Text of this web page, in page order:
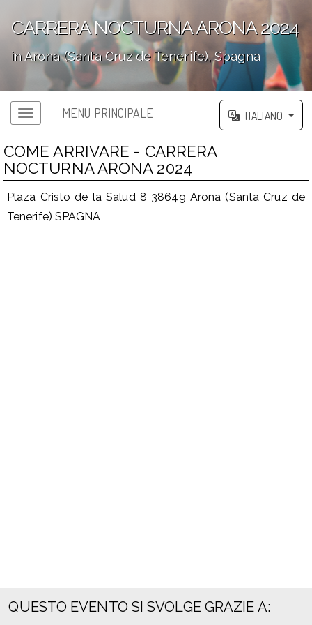
CARRERA NOCTURNA ARONA 2024
in Arona (Santa Cruz de Tenerife), Spagna
MENU PRINCIPALE ITALIANO
COME ARRIVARE - CARRERA
NOCTURNA ARONA 2024
Plaza Cristo de la Salud 8 38649 Arona (Santa Cruz de
Tenerife) SPAGNA
QUESTO EVENTO SI SVOLGE GRAZIE A: